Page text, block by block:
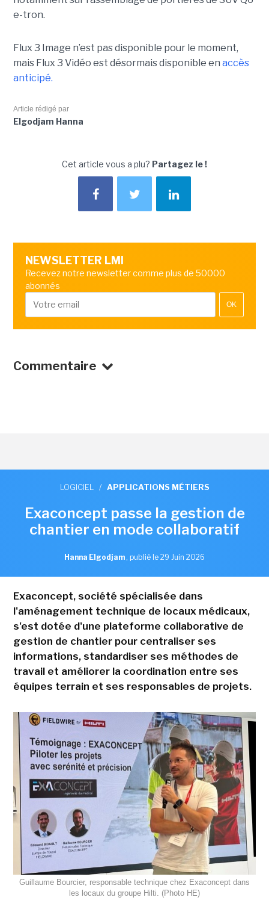
e-tron.
Flux 3 Image n’est pas disponible pour le moment,
mais Flux 3 Vidéo est désormais disponible en accès
anticipé.
Article rédigé par
Elgodjam Hanna
Cet article vous a plu? Partagez le !
NEWSLETTER LMI
Recevez notre newsletter comme plus de 50000
abonnés
OK
Commentaire
LOGICIEL / APPLICATIONS MÉTIERS
Exaconcept passe la gestion de
chantier en mode collaboratif
Hanna Elgodjam , publié le 29 Juin 2026
Exaconcept, société spécialisée dans
l'aménagement technique de locaux médicaux,
s'est dotée d'une plateforme collaborative de
gestion de chantier pour centraliser ses
informations, standardiser ses méthodes de
travail et améliorer la coordination entre ses
équipes terrain et ses responsables de projets.
Guillaume Bourcier, responsable technique chez Exaconcept dans
les locaux du groupe Hilti. (Photo HE)